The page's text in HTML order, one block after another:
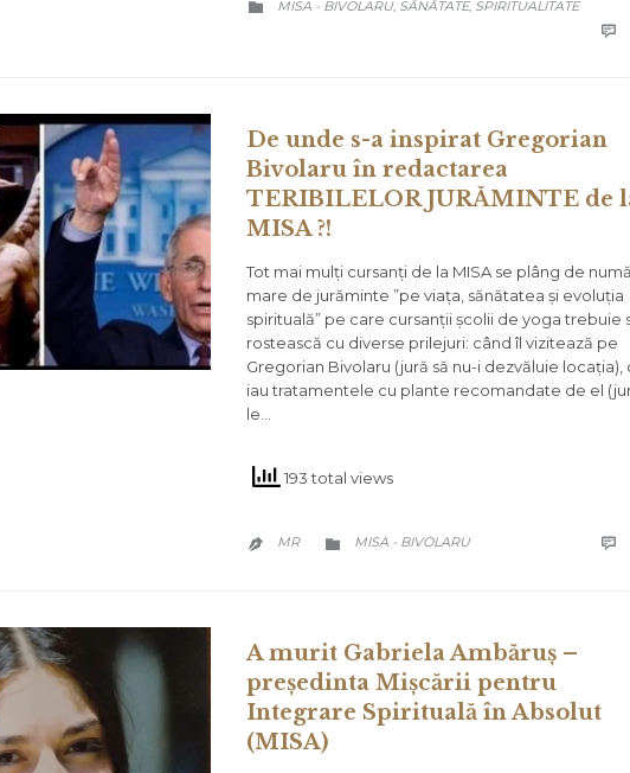
 CATEGORY
MISA - BIVOLARU, SĂNĂTATE, SPIRITUALITATE

De unde s-a inspirat Gregorian
Bivolaru în redactarea
TERIBILELOR JURĂMINTE de
MISA ?!
Tot mai mulți cursanți de la MISA se plâng de
mare de jurăminte ”pe viața, sănătatea și evoluția
spirituală” pe care cursanții școlii de yoga trebuie
rostească cu diverse prilejuri: când îl vizitează pe
Gregorian Bivolaru (jură să nu-i dezvăluie locația),
iau tratamentele cu plante recomandate de el
le…
193 total views
 MR  CATEGORY
MISA - BIVOLARU 
A murit Gabriela Ambăruș –
președinta Mișcării pentru
Integrare Spirituală în Absolut
(MISA)